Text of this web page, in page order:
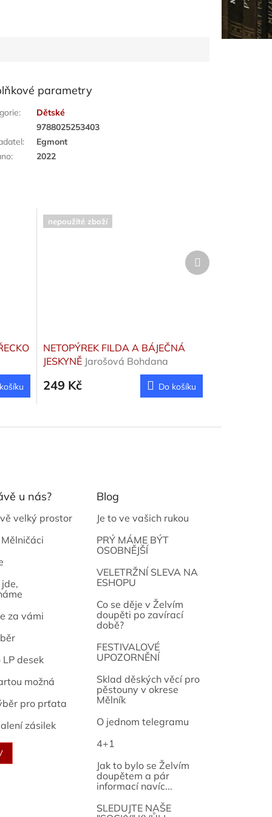
parametry
:
Dětské
9788025253403
:
Egmont
: 2022
nepoužité zboží
NETOPÝREK FILDA A BÁJEČNÁ
JESKYNĚ Jarošová Bohdana
249 Kč Do košíku
Další
produkt
u nás?
velký prostor
za vámi
desek
možná
pro prťata
zásilek
Blog
Je to ve vašich rukou
PRÝ MÁME BÝT
OSOBNĚJŠÍ
VELETRŽNÍ SLEVA NA
ESHOPU
Co se děje v Želvím
doupěti po zavírací
době?
FESTIVALOVÉ
UPOZORNĚNÍ
Sklad děských věcí pro
pěstouny v okrese
Mělník
O jednom telegramu
4+1
Jak to bylo se Želvím
doupětem a pár
informací navíc...
SLEDUJTE NAŠE